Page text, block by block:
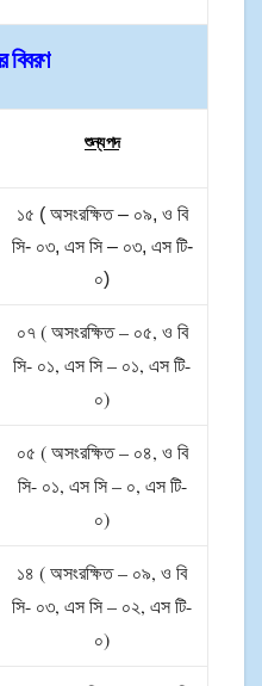
বিবরণ
শুন্য পদ
১৫ ( অসংরক্ষিত – ০৯, ও বি
সি- ০৩, এস সি – ০৩, এস টি-
০)
০৭ ( অসংরক্ষিত – ০৫, ও বি
সি- ০১, এস সি – ০১, এস টি-
০)
০৫ ( অসংরক্ষিত – ০৪, ও বি
সি- ০১, এস সি – ০, এস টি-
০)
১৪ ( অসংরক্ষিত – ০৯, ও বি
সি- ০৩, এস সি – ০২, এস টি-
০)